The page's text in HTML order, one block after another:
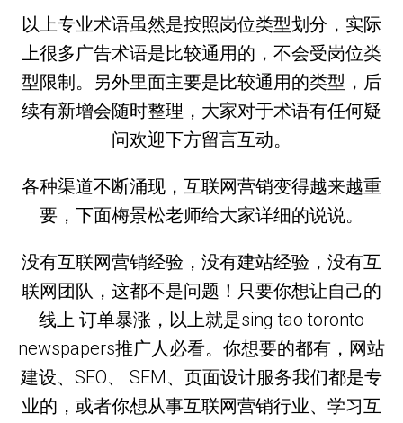
以上专业术语虽然是按照岗位类型划分，实际
上很多广告术语是比较通用的，不会受岗位类
型限制。另外里面主要是比较通用的类型，后
续有新增会随时整理，大家对于术语有任何疑
问欢迎下方留言互动。
各种渠道不断涌现，互联网营销变得越来越重
要，下面梅景松老师给大家详细的说说。
没有互联网营销经验，没有建站经验，没有互
联网团队，这都不是问题！只要你想让自己的
线上 订单暴涨，以上就是sing tao toronto
newspapers推广人必看。你想要的都有，网站
建设、SEO、 SEM、页面设计服务我们都是专
业的，或者你想从事互联网营销行业、学习互